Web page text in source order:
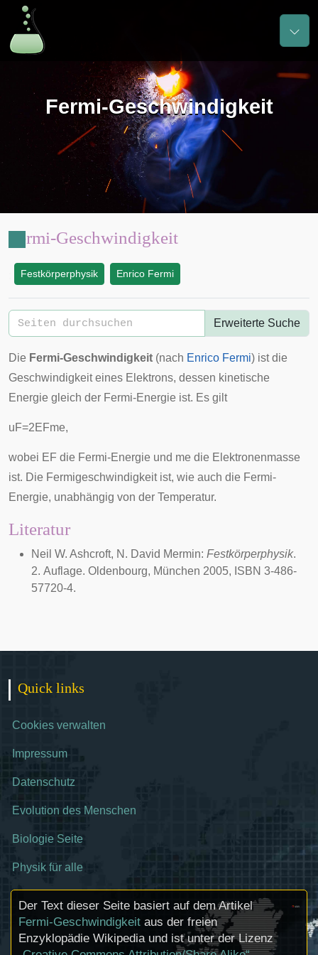
Fermi-Geschwindigkeit
Fermi-Geschwindigkeit
Festkörperphysik Enrico Fermi
Erweiterte Suche
Die Fermi-Geschwindigkeit (nach Enrico Fermi) ist die
Geschwindigkeit eines Elektrons, dessen kinetische
Energie gleich der Fermi-Energie ist. Es gilt
uF=2EFme,
wobei EF die Fermi-Energie und me die Elektronenmasse
ist. Die Fermigeschwindigkeit ist, wie auch die Fermi-
Energie, unabhängig von der Temperatur.
Literatur
Neil W. Ashcroft, N. David Mermin: Festkörperphysik.
2. Auflage. Oldenbourg, München 2005, ISBN 3-486-
57720-4.
Quick links
Cookies verwalten
Impressum
Datenschutz
Evolution des Menschen
Biologie Seite
Physik für alle
Der Text dieser Seite basiert auf dem Artikel
Fermi-Geschwindigkeit aus der freien
Enzyklopädie Wikipedia und ist unter der Lizenz